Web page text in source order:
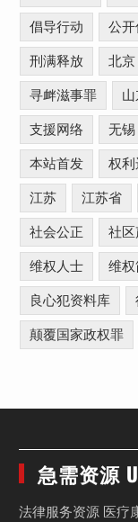
倡导行动 公开
刑满释放 北京
寻衅滋事罪
支援网络 无锡
本站首发 权
江苏 江苏省
社会公正 社
维权人士 维权
良心犯资料库
颠覆国家政权罪
急需资源
法律服务资源 医疗